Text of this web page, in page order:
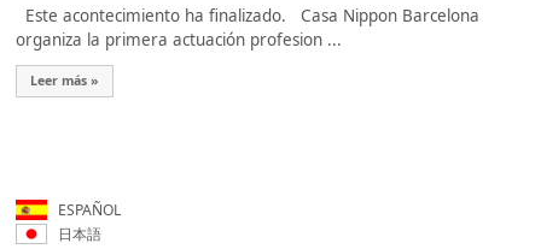
Este acontecimiento ha finalizado. Casa Nippon Barcelona
organiza la primera actuación profesion ...
Leer más »
ESPAÑOL
日本語